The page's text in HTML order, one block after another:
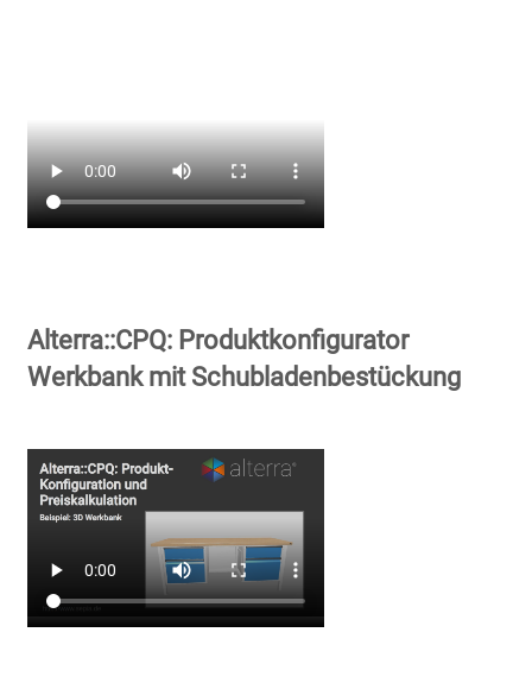
Alterra::CPQ: Produktkonfigurator
Werkbank mit Schubladenbestückung